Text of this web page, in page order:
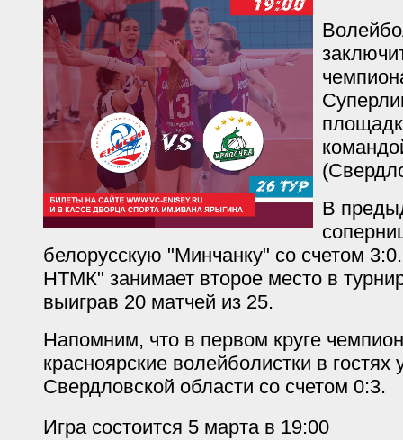
В
белорусскую "Минчанку" со счетом
НТМК" занимает второе место в
выиграв 20 матчей из 25.
Напомним, что в первом круге
красноярские волейболистки в гостях
Свердловской области со счетом 0:3.
Игра состоится 5 марта в 19:00